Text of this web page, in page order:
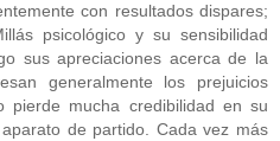
con resultados dispares;
psicológico y su sensibilidad
sus apreciaciones acerca de la
generalmente los prejuicios
pierde mucha credibilidad en su
de partido. Cada vez más